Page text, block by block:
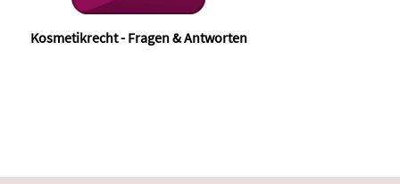
Kosmetikrecht - Fragen & Antworten